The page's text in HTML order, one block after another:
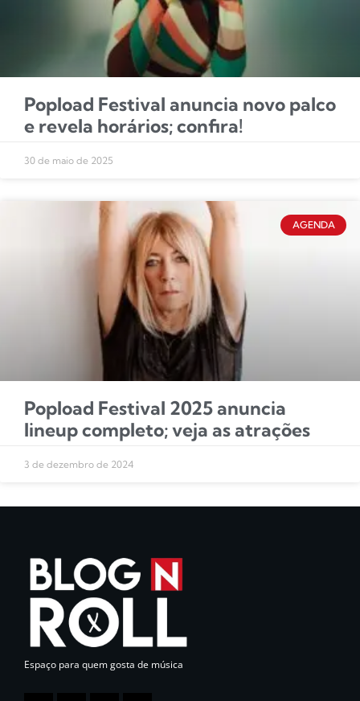
Popload Festival anuncia novo palco
e revela horários; confira!
30 de maio de 2025
AGENDA
Popload Festival 2025 anuncia
lineup completo; veja as atrações
3 de dezembro de 2024
Espaço para quem gosta de música